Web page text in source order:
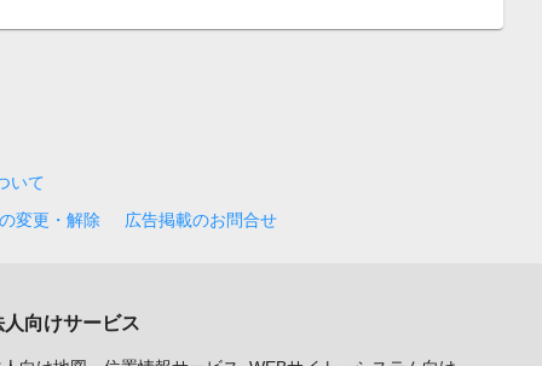
いて
変更・解除 広告掲載のお問合せ
人向けサービス